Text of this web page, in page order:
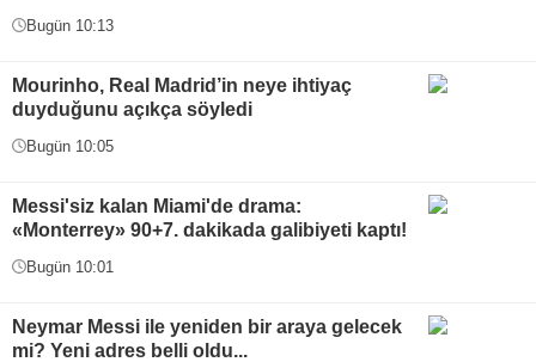
Bugün 10:13
Mourinho, Real Madrid’in neye ihtiyaç
duyduğunu açıkça söyledi
Bugün 10:05
Messi'siz kalan Miami'de drama:
«Monterrey» 90+7. dakikada galibiyeti kaptı!
Bugün 10:01
Neymar Messi ile yeniden bir araya gelecek
mi? Yeni adres belli oldu...